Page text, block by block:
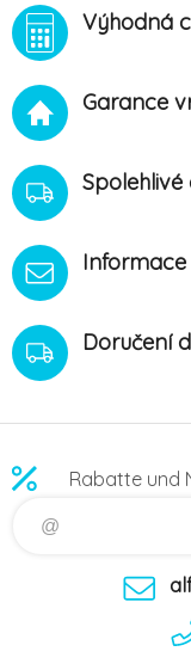
vyniká rovněž
účinkem,
jejím
Výhodná
Garance
Doručení
Rabatte und